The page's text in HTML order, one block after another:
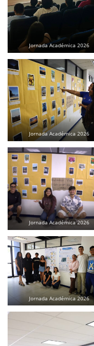
Jornada Académica 2026
Jornada Académica 2026
Jornada Académica 2026
Jornada Académica 2026